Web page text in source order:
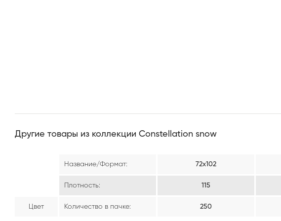
Другие товары из коллекции Constellation snow
Название/Формат: 72х102
Плотность: 115
Цвет Количество в пачке: 250